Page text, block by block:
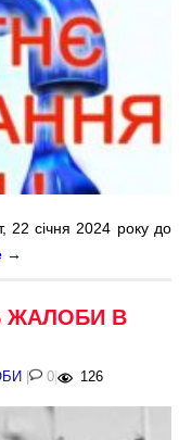
22 січня 2024 року до
→
ЖАЛОБИ В
| 0 | 126